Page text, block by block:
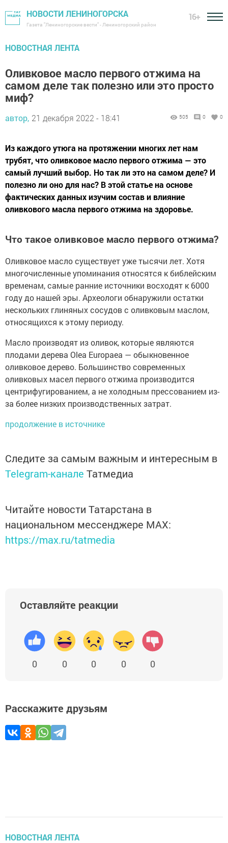
НОВОСТИ ЛЕНИНОГОРСКА
Газета "Лениногорские вести" - Лениногорский район
16+
НОВОСТНАЯ ЛЕНТА
Оливковое масло первого отжима на
самом деле так полезно или это просто
миф?
автор, 21 декабря 2022 - 18:41 505 0 0
Из каждого утюга на протяжении многих лет нам
трубят, что оливковое масло первого отжима — это
самый лучший выбор. Но так ли это на самом деле? И
полезно ли оно для нас? В этой статье на основе
фактических данных изучим состав и влияние
оливкового масла первого отжима на здоровье.
Что такое оливковое масло первого отжима?
Оливковое масло существует уже тысячи лет. Хотя
многочисленные упоминания относятся к библейским
временам, самые ранние источники восходят к 6000
году до нашей эры. Археологи обнаружили остатки
нескольких глиняных сосудов с оливковым маслом,
относящихся к этому периоду.
Масло производят из оливок, которые являются
плодами дерева Olea Europaea — обыкновенное
оливковое дерево. Большинство современных
оливковых масел первого отжима производится
центрифугированием, а не холодным прессованием из-
за более низких производственных затрат.
продолжение в источнике
Следите за самым важным и интересным в
Telegram-канале Татмедиа
Читайте новости Татарстана в
национальном мессенджере MАХ:
https://max.ru/tatmedia
Оставляйте реакции
0 0 0 0 0
Расскажите друзьям
НОВОСТНАЯ ЛЕНТА